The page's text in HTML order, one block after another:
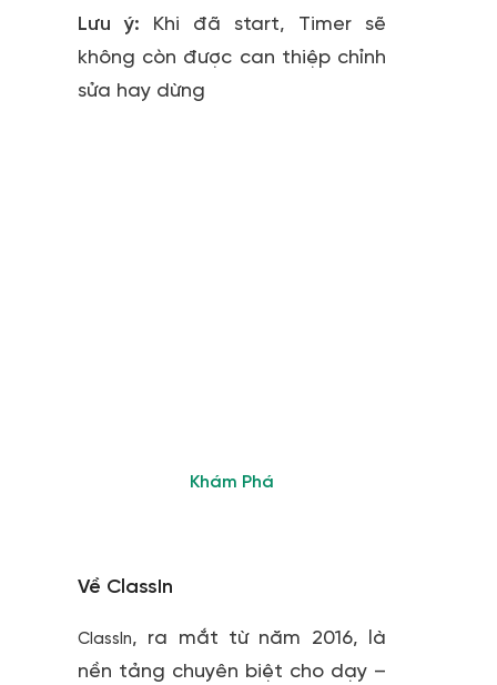
Lưu ý: Khi đã start, Timer sẽ
không còn được can thiệp chỉnh
sửa hay dừng
Khám Phá
Về ClassIn
ClassIn, ra mắt từ năm 2016, là
nền tảng chuyên biệt cho dạy –